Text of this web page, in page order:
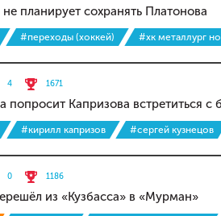
планирует сохранять Платонова
#переходы (хоккей) #хк металлург
4 1671
попросит Капризова встретиться с
#кирилл капризов #сергей кузнецов
0 1186
из «Кузбасса» в «Мурман»